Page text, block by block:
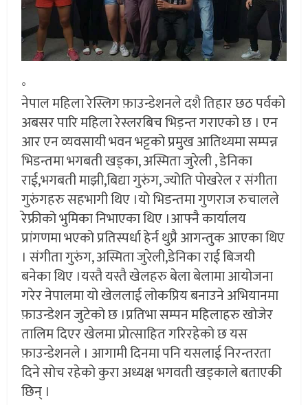
◦
नेपाल महिला रेस्लिग फ़ाउन्डेशनले दशै तिहार छठ पर्वको
अबसर पारि महिला रेस्लरबिच भिड़न्त गराएको छ । एन
आर एन व्यवसायी भवन भट्टको प्रमुख आतिथ्यमा सम्पन्न
भिडन्तमा भगबती खड्का, अस्मिता जुरेली , डेनिका
राई,भगबती माझी,बिद्या गुरुंग, ज्योति पोखरेल र संगीता
गुरुंगहरु सहभागी थिए ।यो भिडन्तमा गुणराज रुचालले
रेफ्रीको भुमिका निभाएका थिए ।आफ्नै कार्यालय
प्रांगणमा भएको प्रतिस्पर्धा हेर्न थुप्रै आगन्तुक आएका थिए
। संगीता गुरुंग, अस्मिता जुरेली,डेनिका राई बिजयी
बनेका थिए ।यस्तै यस्तै खेलहरु बेला बेलामा आयोजना
गरेर नेपालमा यो खेललाई लोकप्रिय बनाउने अभियानमा
फ़ाउन्डेशन जुटेको छ ।प्रतिभा सम्पन महिलाहरु खोजेर
तालिम दिएर खेलमा प्रोत्साहित गरिरहेको छ यस
फ़ाउन्डेशनले । आगामी दिनमा पनि यसलाई निरन्तरता
दिने सोच रहेको कुरा अध्यक्ष भगवती खड्काले बताएकी
छिन् ।